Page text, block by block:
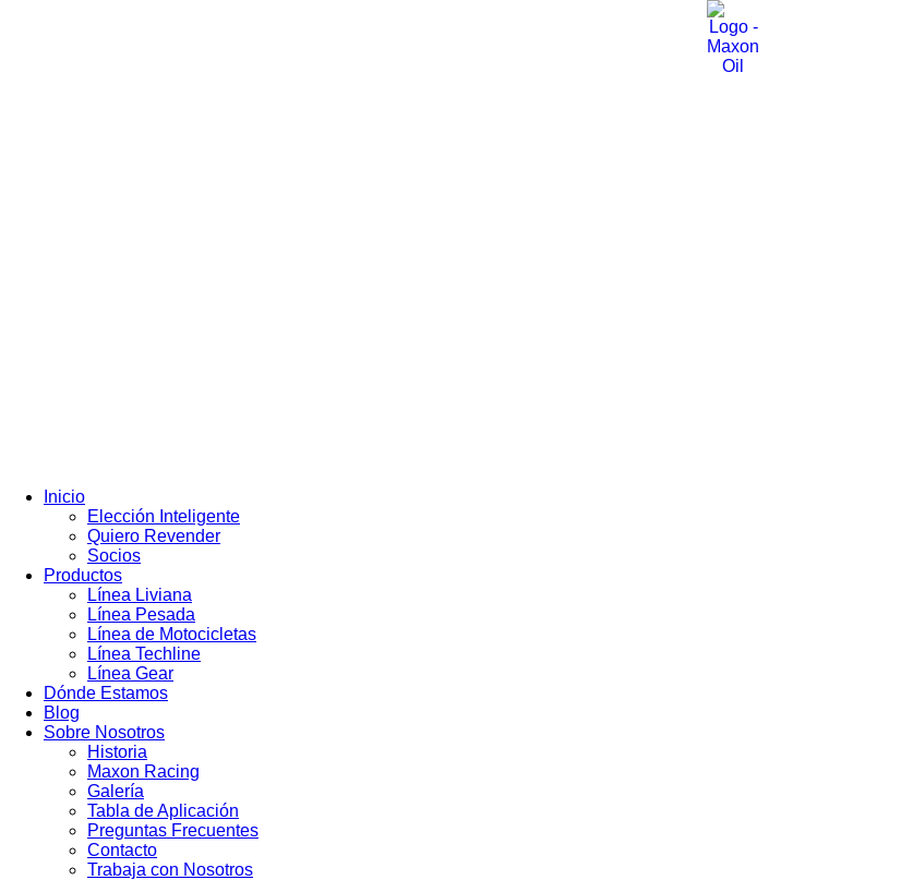
Inicio
Elección Inteligente
Quiero Revender
Socios
Productos
Línea Liviana
Línea Pesada
Línea de Motocicletas
Línea Techline
Línea Gear
Dónde Estamos
Blog
Sobre Nosotros
Historia
Maxon Racing
Galería
Tabla de Aplicación
Preguntas Frecuentes
Contacto
Trabaja con Nosotros